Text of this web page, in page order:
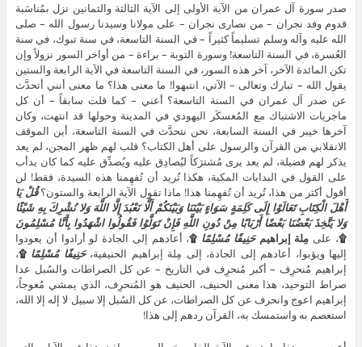
صدر سورة آل عمران من الآية الأولى إلى الآية الثالثة والثمانين نزل بمُناسَبة
قدوم وفد نجران – من نصارى نجران – على مولانا وسيدنا رسول الله – صلى
الله عليه وآله وسلم تسليماً كثيراً – في السنة التاسعة، في سنة تبوك، في سنة
العُسرة، في السنة التاسعة! وسورة التوبة – براءة – من أواخر السور نزولاً وإن
تكن المائدة الآخر، آخر هذه السور، في السنة التاسعة في الآية الرابعة والستين
يقول الله – تبارك وتعالى – الآتي، انتبهوا! ما معنى هذا؟ ما معنى أنني أتحدَّث
عن صدر آل عمران في السنة التاسعة؟ أعني – كما قلت سابقاً – أن كل
ماجريات الاشتباك مع المُعسكَر اليهودي في المدينة وحولها قد انتهت، وكان
آخرها خيبر في السنة السابعة، نحن نتحدَّث في السنة التاسعة، أين الموقف
الانقلابي من القرآن والرسول على أهل الكتاب؟ قلب لهم ظهر المجن، لم يعد
يذكر لهم فضيلة، لم يعد يرى مُشترَكاً ليُصادِق عليه ويُصدِّق عليه كما كان يدأب
على القول في البدايات المكية، هكذا تُريد أن تُفهِمنا هذه السيدة، فقط! لن
أقول أكثر من هذا، تُريد أن تُفهِمنا هذا! ماذا تقول الآية الرابعة والستون؟قُلْ يَا
أَهْلَ الْكِتَابِ تَعَالَوْا إِلَى كَلِمَةٍ سَوَاءٍ بَيْنَنَا وَبَيْنَكُمْ أَلَّا نَعْبُدَ إِلَّا اللَّهَ وَلا نُشْرِكَ بِهِ شَيْئًا
وَلا يَتَّخِذَ بَعْضُنَا بَعْضًا أَرْبَابًا مِنْ دُونِ اللَّهِ فَإِنْ تَوَلَّوْا فَقُولُوا اشْهَدُوا بِأَنَّا مُسْلِمُونَ
۩، على مِلة إبراهيمحَنِيفًا مُسْلِمًا ۩، أعادهم إلى الجادة لو أرادوا أن يعودوا
إليها ويؤبوا، أعادهم إلى الجادة، إلى مِلة إبراهيم الحنيفية،حَنِيفًا مُسْلِمًا ۩،
إبراهيم مُنحرِف – أكبر مُنحرِف في التاريخ – عن كل الصراطات والسُبل عدا
صراط التوحيد، هذا معنى الحنيف، الحنيف هو المُنحرِف، الذي يمشي مُعوجاً،
إبراهيم اعوج وانحرف عن كل الصراطات، عن كل السُبل إلا سبيل لا إله إلا الله،
استعصم به واستمسك به، القرآن ردهم إلى هذا!